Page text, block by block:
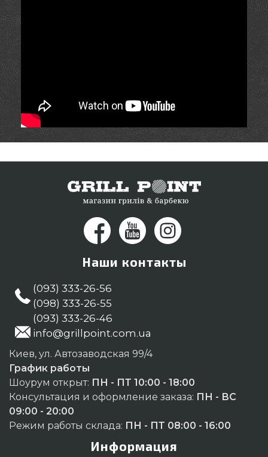
Наши контакты
(093) 333-26-56
(098) 333-26-55
(093) 333-26-46
info@grillpoint.com.ua
Киев, ул. Автозаводская 99/4
График работы
Шоурум открыт: ПН - ПТ 10:00 - 18:00
Консультация и оформление заказа: ПН - ВС
09:00 - 20:00
Режим работы склада: ПН - ПТ 08:00 - 16:00
Информация